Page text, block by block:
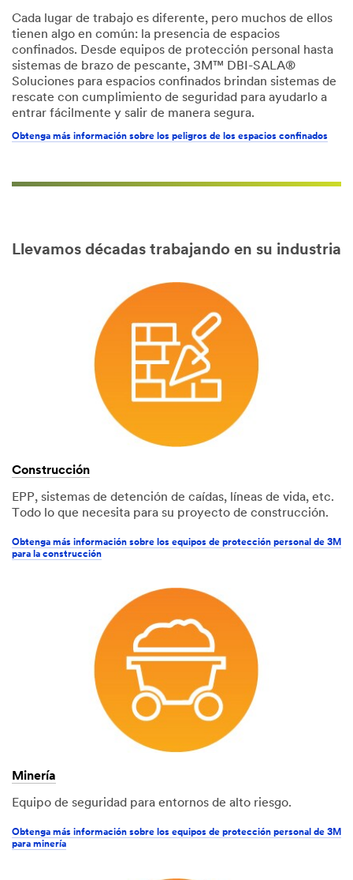
Cada lugar de trabajo es diferente, pero muchos de ellos
tienen algo en común: la presencia de espacios
confinados. Desde equipos de protección personal hasta
sistemas de brazo de pescante, 3M™ DBI-SALA®
Soluciones para espacios confinados brindan sistemas de
rescate con cumplimiento de seguridad para ayudarlo a
entrar fácilmente y salir de manera segura.
Obtenga más información sobre los peligros de los espacios confinados
Llevamos décadas trabajando en su industria
Construcción
EPP, sistemas de detención de caídas, líneas de vida, etc.
Todo lo que necesita para su proyecto de construcción.
Obtenga más información sobre los equipos de protección personal de 3M
para la construcción
Minería
Equipo de seguridad para entornos de alto riesgo.
Obtenga más información sobre los equipos de protección personal de 3M
para minería